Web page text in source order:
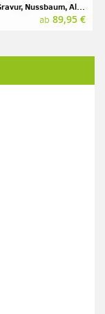
Pokal mit Gravur, Nussbaum, Aluminium
ab 89,95 €